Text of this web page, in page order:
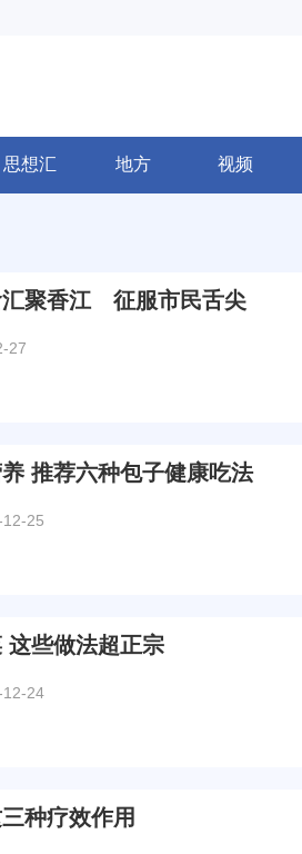
思想汇 地方 视频
汇聚香江 征服市民舌尖
27
推荐六种包子健康吃法
25
这些做法超正宗
12-24
种疗效作用